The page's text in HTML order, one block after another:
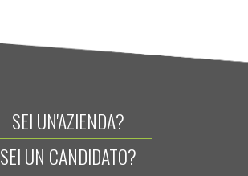
SEI UN'AZIENDA?
SEI UN CANDIDATO?